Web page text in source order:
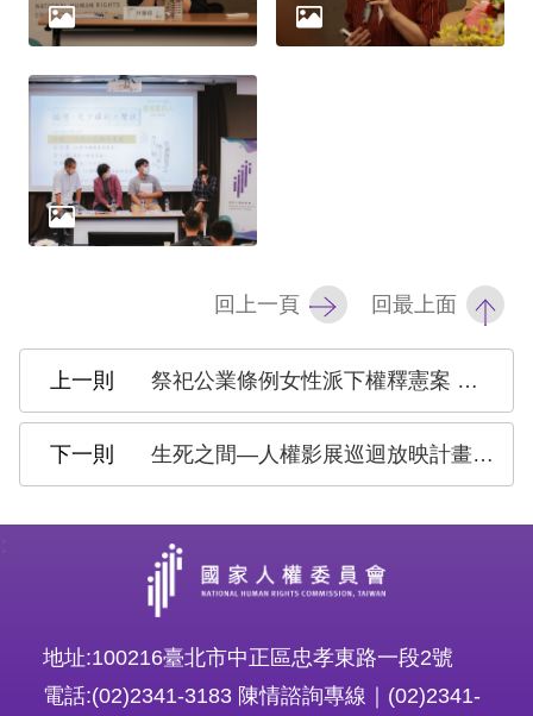
宣
告
礙
網
回上一頁 回最上面
祭祀公業條例女性派下權釋憲案 人權會：國家應負起積極促進兩性實質平等義務
生死之間—人權影展巡迴放映計畫 Between Life and Death: Human Rights Screening Tour
地址:100216臺北市中正區忠孝東路一段2號
電話:(02)2341-3183 陳情諮詢專線｜(02)2341-